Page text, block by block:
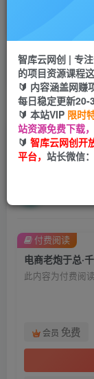
会员专
网赚网创
365天稳定
首页 创业课程
电商老炮于
爆了的课程
电商老炮于总·
此内容为付费阅
会员 免费
付费阅读
智库云网创 | 专
的项目资源课程
🔰 内容涵盖网赚
每日稳定更新20-
🔰 本站VIP 限时
站资源免费下载，
🔰 智库云网创开
平台， 站长微信